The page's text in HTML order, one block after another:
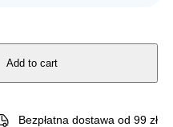
Add to cart
Bezpłatna dostawa od 99 zł